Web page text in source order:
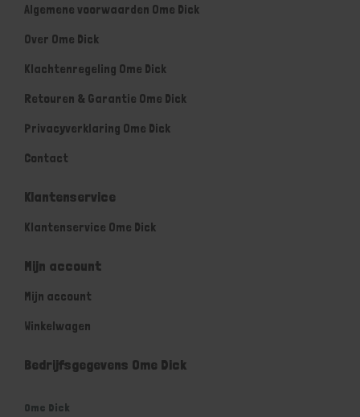
Algemene voorwaarden Ome Dick
Over Ome Dick
Klachtenregeling Ome Dick
Retouren & Garantie Ome Dick
Privacyverklaring Ome Dick
Contact
Klantenservice
Klantenservice Ome Dick
Mijn account
Mijn account
Winkelwagen
Bedrijfsgegevens Ome Dick
Ome Dick